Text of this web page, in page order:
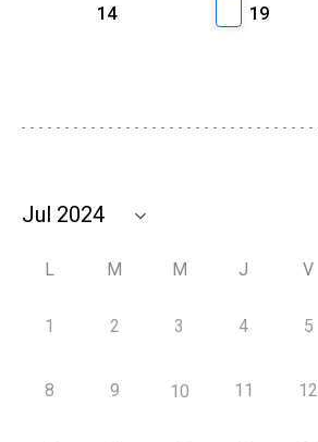
14
19
L M M J V
1 2 3 4 5
8 9 10 11 12